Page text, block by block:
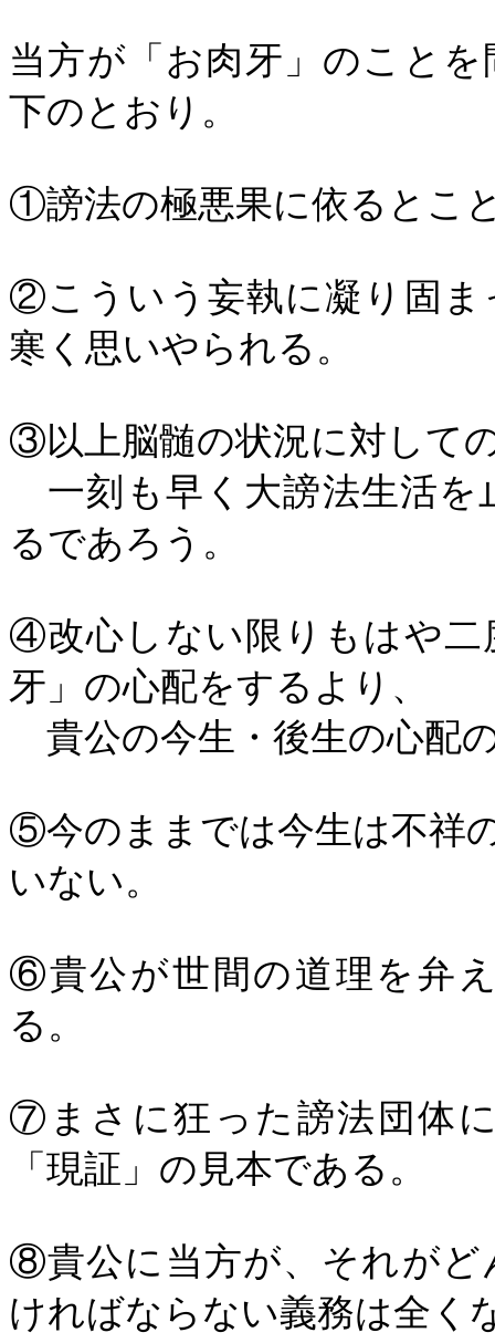
当方が「お肉牙」のこと
下のとおり。
①謗法の極悪果に依るとこ
②こういう妄執に凝り固ま
寒く思いやられる。
③以上脳髄の状況に対して
一刻も早く大謗法生活を
るであろう。
④改心しない限りもはや二
牙」の心配をするより、
貴公の今生・後生の心配
⑤今のままでは今生は不祥
いない。
⑥貴公が世間の道理を弁
る。
⑦まさに狂った謗法団体
「現証」の見本である。
⑧貴公に当方が、それがど
ければならない義務は全く